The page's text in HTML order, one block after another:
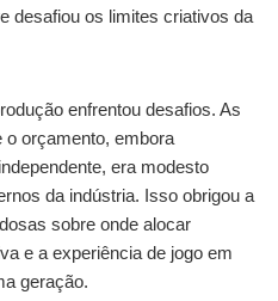
desafiou os limites criativos da
enfrentou desafios. As
orçamento, embora
era modesto
da indústria. Isso obrigou a
sobre onde alocar
e a experiência de jogo em
geração.